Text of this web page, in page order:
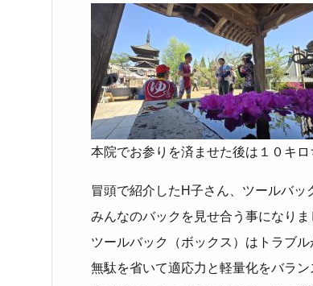
本院でお参りを済ませた後は１０キ
冒頭で紹介したH子さん、ツールバッ
みんなのバックを見せ合う事になりま
ツールバック（ボックス）はトラブ
無駄を省いて適応力と軽量化をバラ